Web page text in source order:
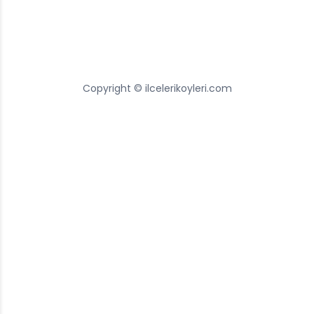
Copyright © ilcelerikoyleri.com